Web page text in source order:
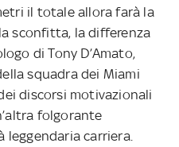
il totale allora farà la
sconfitta, la differenza
di Tony D’Amato,
squadra dei Miami
discorsi motivazionali
folgorante
leggendaria carriera.